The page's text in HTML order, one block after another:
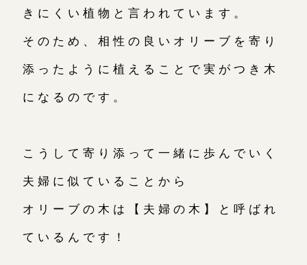
きにくい植物と言われています。
そのため、相性の良いオリーブを寄り
添ったように植えることで実がつき木
になるのです。
こうして寄り添って一緒に歩んでいく
夫婦に似ていることから
オリーブの木は【夫婦の木】と呼ばれ
ているんです！